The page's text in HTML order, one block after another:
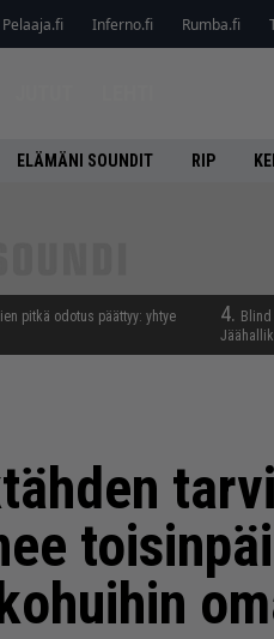
Pelaaja.fi Inferno.fi Rumba.fi
ELÄMÄNI SOUNDIT RIP
pitkä odotus päättyy: yhtye
4.